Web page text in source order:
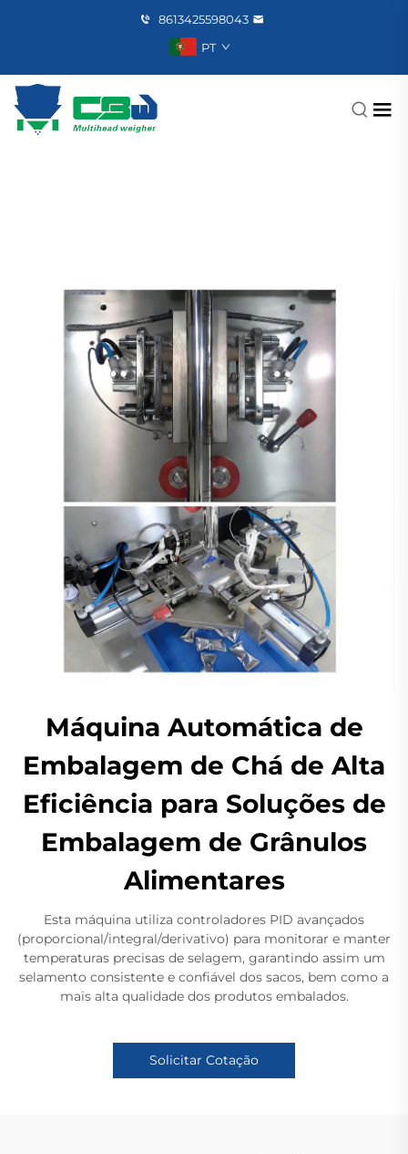
8613425598043
PT
Máquina Automática de
Embalagem de Chá de Alta
Eficiência para Soluções de
Embalagem de Grânulos
Alimentares
Esta máquina utiliza controladores PID avançados
(proporcional/integral/derivativo) para monitorar e manter
temperaturas precisas de selagem, garantindo assim um
selamento consistente e confiável dos sacos, bem como a
mais alta qualidade dos produtos embalados.
Solicitar Cotação